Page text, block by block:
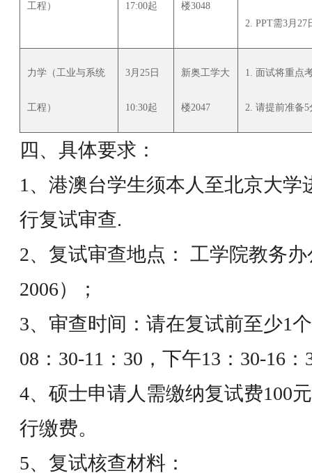
工程） 17:00起 楼3048
2. PPT需3月27
力学（工业与系统
工程）
3月25日
10:30起
新奥工学大
楼2047
1. 面试将重点
2. 请提前准备
四、具体要求：
1、港澳台学生须本人至北京大学
行复试审查.
2、复试审查地点： 工学院教务
2006）；
3、审查时间：请在复试前至少1
08：30-11：30，下午13：30-16：
4、硕士申请人需缴纳复试费100
行缴费。
5、复试核查材料：